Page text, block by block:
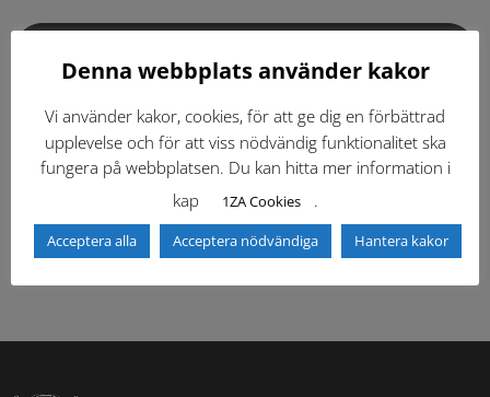
Dokumentbibliotek Kontaktlista
Tidigare versioner Nyheter
Säkerhetsordningen
Denna webbplats använder kakor
Vi använder kakor, cookies, för att ge dig en förbättrad
upplevelse och för att viss nödvändig funktionalitet ska
fungera på webbplatsen. Du kan hitta mer information i
kap
1ZA Cookies .
Acceptera alla Acceptera nödvändiga Hantera kakor